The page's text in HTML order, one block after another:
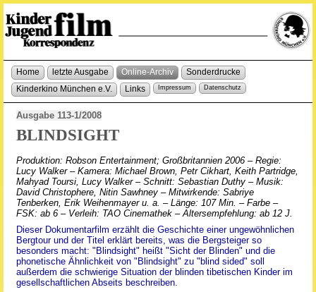
Home letzte Ausgabe Online-Archiv
Sonderdrucke
Kinderkino München e.V.
Links Impressum Datenschutz
Ausgabe 113-1/2008
BLINDSIGHT
Produktion: Robson Entertainment; Großbritannien 2006 – Regie:
Lucy Walker – Kamera: Michael Brown, Petr Cikhart, Keith Partridge,
Mahyad Toursi, Lucy Walker – Schnitt: Sebastian Duthy – Musik:
David Christophere, Nitin Sawhney – Mitwirkende: Sabriye
Tenberken, Erik Weihenmayer u. a. – Länge: 107 Min. – Farbe –
FSK: ab 6 – Verleih: TAO Cinemathek – Altersempfehlung: ab 12 J.
Dieser Dokumentarfilm erzählt die Geschichte einer ungewöhnlichen
Bergtour und der Titel erklärt bereits, was die Bergsteiger so
besonders macht: "Blindsight" heißt "Sicht der Blinden" und die
phonetische Ähnlichkeit von "Blindsight" zu "blind sided" soll
außerdem die schwierige Situation der blinden tibetischen Kinder im
gesellschaftlichen Abseits beschreiben.